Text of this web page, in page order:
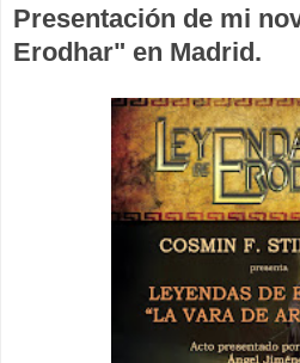
Presentación de mi
Erodhar" en Madrid.